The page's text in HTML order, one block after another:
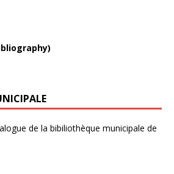
de la bibiliothèque municipale de